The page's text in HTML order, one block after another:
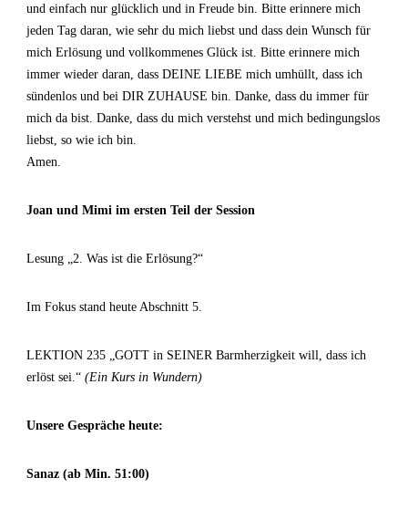
und einfach nur glücklich und in Freude bin. Bitte erinnere mich
jeden Tag daran, wie sehr du mich liebst und dass dein Wunsch für
mich Erlösung und vollkommenes Glück ist. Bitte erinnere mich
immer wieder daran, dass DEINE LIEBE mich umhüllt, dass ich
sündenlos und bei DIR ZUHAUSE bin. Danke, dass du immer für
mich da bist. Danke, dass du mich verstehst und mich bedingungslos
liebst, so wie ich bin.
Amen.
Joan und Mimi im ersten Teil der Session
Lesung „2. Was ist die Erlösung?“
Im Fokus stand heute Abschnitt 5.
LEKTION 235 „GOTT in SEINER Barmherzigkeit will, dass ich
erlöst sei.“ (Ein Kurs in Wundern)
Unsere Gespräche heute:
Sanaz (ab Min. 51:00)